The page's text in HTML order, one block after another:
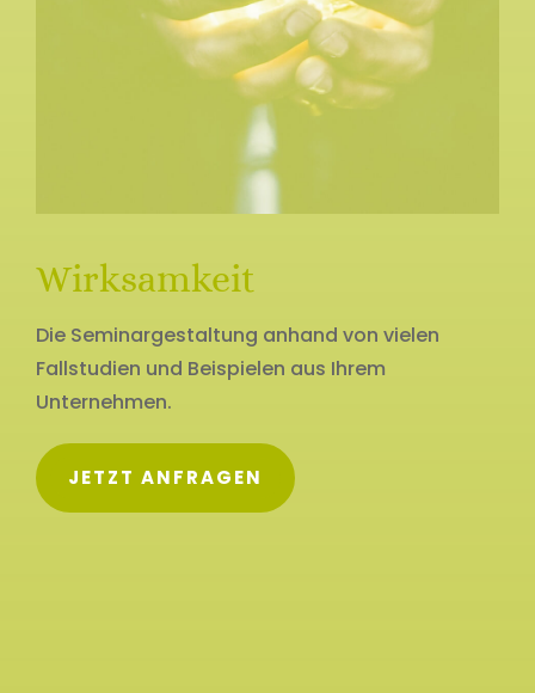
Wirksamkeit
Die Seminargestaltung anhand von vielen
Fallstudien und Beispielen aus Ihrem
Unternehmen.
JETZT ANFRAGEN